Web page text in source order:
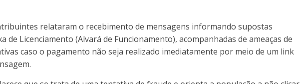
relataram o recebimento de mensagens informando supostas
de Licenciamento (Alvará de Funcionamento), acompanhadas de ameaças de
caso o pagamento não seja realizado imediatamente por meio de um link